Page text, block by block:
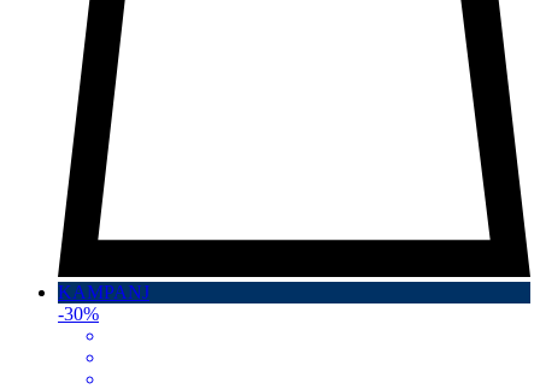
KAMPANJ
-30%